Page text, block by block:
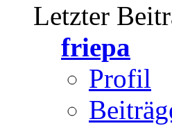
Letzter
friepa
Profil